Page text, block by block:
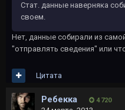
Стат. данные наверняка
своем.
Нет, данные собирали из
"отправлять сведения" или
Цитата
Ребекка 4 720